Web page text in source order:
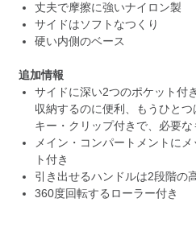
丈夫で摩擦に強いナイロン製
サイドはソフトなつくり
硬い内側のベース
追加情報
サイドに深い2つのポケット付
収納するのに便利、もうひと
キー・クリップ付きで、必要
メイン・コンパートメントに
ト付き
引き出せるハンドルは2段階の
360度回転するローラー付き